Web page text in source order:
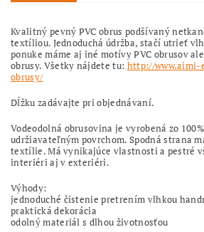
Kvalitný pevný PVC obrus podšívaný
textíliou. Jednoduchá údržba, stačí utrieť
ponuke máme aj iné motívy PVC obrusov
obrusy. Všetky nájdete tu: http://www.aimi-
obrusy/
Dĺžku zadávajte pri objednávaní.
Vodeodolná obrusovina je vyrobená zo
udržiavateľným povrchom. Spodná strana
textílie. Má vynikajúce vlastnosti a pestré
interiéri aj v exteriéri.
Výhody:
jednoduché čistenie pretrením vlhkou
praktická dekorácia
odolný materiál s dlhou životnosťou